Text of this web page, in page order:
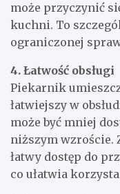
może przyczynić
kuchni. To
ograniczonej
4. Łatwość obsługi
Piekarnik
łatwiejszy w
może być mniej
niższym wzroście.
łatwy dostęp do
co ułatwia